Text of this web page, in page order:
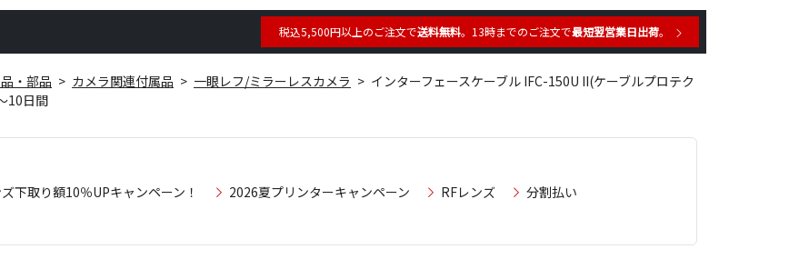
税込5,500円以上のご注文で送料無料。13時までのご注文で最短翌営業日出荷。
・部品 カメラ関連付属品 一眼レフ/ミラーレスカメラ
インターフェースケーブル IFC-150U II(ケーブルプロテク
10日間
下取り額10％UPキャンペーン！ 2026夏プリンターキャンペーン RFレンズ
分割払い